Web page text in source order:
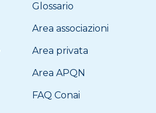
Glossario
Area associazioni
Area privata
Area APQN
FAQ Conai